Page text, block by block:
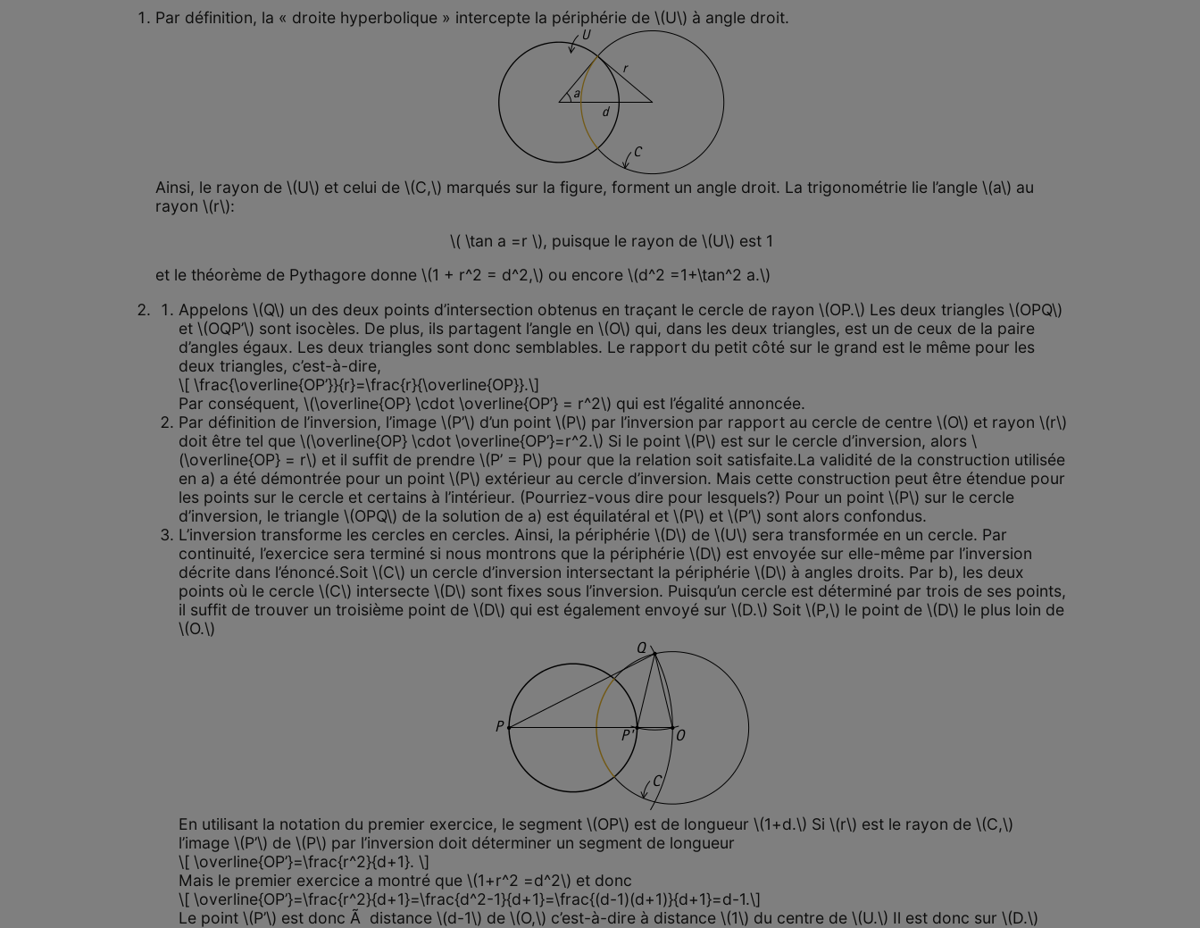
Par définition, la « droite hyperbolique » intercepte la périphérie de \(U\) à angle droit.
Ainsi, le rayon de \(U\) et celui de \(C,\) marqués sur la figure, forment un angle droit. La trigonométrie lie l’angle \(a\) au
rayon \(r\):
\( \tan a =r \), puisque le rayon de \(U\) est 1
et le théorème de Pythagore donne \(1 + r^2 = d^2,\) ou encore \(d^2 =1+\tan^2 a.\)
Appelons \(Q\) un des deux points d’intersection obtenus en traçant le cercle de rayon \(OP.\) Les deux triangles \(OPQ\)
et \(OQP’\) sont isocèles. De plus, ils partagent l’angle en \(O\) qui, dans les deux triangles, est un de ceux de la paire
d’angles égaux. Les deux triangles sont donc semblables. Le rapport du petit côté sur le grand est le même pour les
deux triangles, c’est-à-dire,
\[ \frac{\overline{OP’}}{r}=\frac{r}{\overline{OP}}.\]
Par conséquent, \(\overline{OP} \cdot \overline{OP’} = r^2\) qui est l’égalité annoncée.
Par définition de l’inversion, l’image \(P’\) d’un point \(P\) par l’inversion par rapport au cercle de centre \(O\) et rayon \(r\)
doit être tel que \(\overline{OP} \cdot \overline{OP’}=r^2.\) Si le point \(P\) est sur le cercle d’inversion, alors \
(\overline{OP} = r\) et il suffit de prendre \(P’ = P\) pour que la relation soit satisfaite.La validité de la construction utilisée
en a) a été démontrée pour un point \(P\) extérieur au cercle d’inversion. Mais cette construction peut être étendue pour
les points sur le cercle et certains à l’intérieur. (Pourriez-vous dire pour lesquels?) Pour un point \(P\) sur le cercle
d’inversion, le triangle \(OPQ\) de la solution de a) est équilatéral et \(P\) et \(P’\) sont alors confondus.
L’inversion transforme les cercles en cercles. Ainsi, la périphérie \(D\) de \(U\) sera transformée en un cercle. Par
continuité, l’exercice sera terminé si nous montrons que la périphérie \(D\) est envoyée sur elle-même par l’inversion
décrite dans l’énoncé.Soit \(C\) un cercle d’inversion intersectant la périphérie \(D\) à angles droits. Par b), les deux
points où le cercle \(C\) intersecte \(D\) sont fixes sous l’inversion. Puisqu’un cercle est déterminé par trois de ses points,
il suffit de trouver un troisième point de \(D\) qui est également envoyé sur \(D.\) Soit \(P,\) le point de \(D\) le plus loin de
\(O.\)
En utilisant la notation du premier exercice, le segment \(OP\) est de longueur \(1+d.\) Si \(r\) est le rayon de \(C,\)
l’image \(P’\) de \(P\) par l’inversion doit déterminer un segment de longueur
\[ \overline{OP’}=\frac{r^2}{d+1}. \]
Mais le premier exercice a montré que \(1+r^2 =d^2\) et donc
\[ \overline{OP’}=\frac{r^2}{d+1}=\frac{d^2-1}{d+1}=\frac{(d-1)(d+1)}{d+1}=d-1.\]
Le point \(P’\) est donc Ã distance \(d-1\) de \(O,\) c’est-à-dire à distance \(1\) du centre de \(U.\) Il est donc sur \(D.\)